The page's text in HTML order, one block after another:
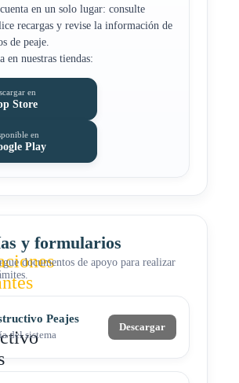
en un solo lugar: consulte
recargas y revise la información de
de peaje.
en nuestras tiendas:
en
Store
en
Play
y formularios
documentos de apoyo para realizar
Peajes
del sistema
Descargar